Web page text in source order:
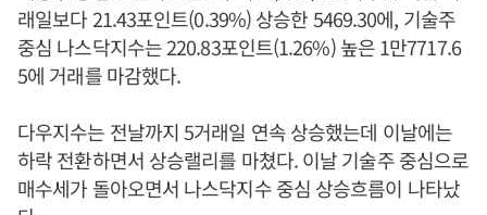
래일보다 21.43포인트(0.39%) 상승한 5469.30에, 기술주
중심 나스닥지수는 220.83포인트(1.26%) 높은 1만7717.6
5에 거래를 마감했다.
다우지수는 전날까지 5거래일 연속 상승했는데 이날에는
하락 전환하면서 상승랠리를 마쳤다. 이날 기술주 중심으로
매수세가 돌아오면서 나스닥지수 중심 상승흐름이 나타났